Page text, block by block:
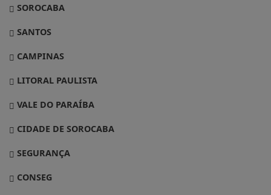
SOROCABA
SANTOS
CAMPINAS
LITORAL PAULISTA
VALE DO PARAÍBA
CIDADE DE SOROCABA
SEGURANÇA
CONSEG